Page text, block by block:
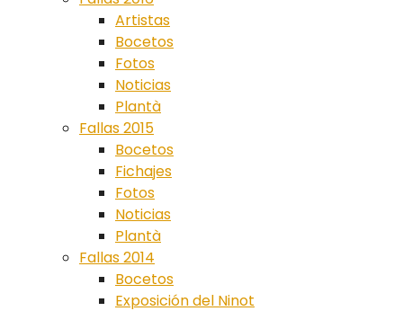
Artistas
Bocetos
Fotos
Noticias
Plantà
Fallas 2015
Bocetos
Fichajes
Fotos
Noticias
Plantà
Fallas 2014
Bocetos
Exposición del Ninot